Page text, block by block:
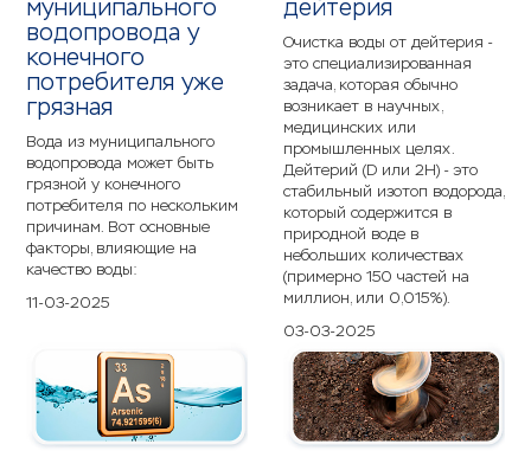
муниципального
водопровода у
конечного
потребителя уже
грязная
Вода из муниципального
водопровода может быть
грязной у конечного
потребителя по нескольким
причинам. Вот основные
факторы, влияющие на
качество воды:
11-03-2025
дейтерия
Очистка воды от дейтерия -
это специализированная
задача, которая обычно
возникает в научных,
медицинских или
промышленных целях.
Дейтерий (D или 2H) - это
стабильный изотоп водорода,
который содержится в
природной воде в
небольших количествах
(примерно 150 частей на
миллион, или 0,015%).
03-03-2025